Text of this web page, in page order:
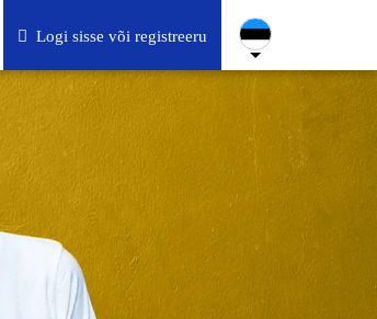
Logi sisse või registreeru